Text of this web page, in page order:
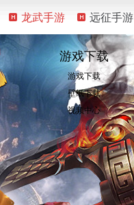
龙武手游 远征手游
游戏下载
游戏下载
壁纸下载
视频中心